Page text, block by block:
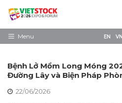
Skip
contentMenu
Về triển lãm
Trưng Bày
EN VN
Bệnh Lở Mồm Long Móng
Đường Lây và Biện Pháp
22/06/2026